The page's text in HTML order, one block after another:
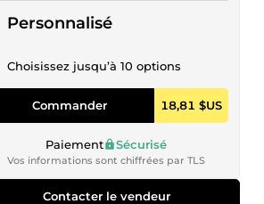
Personnalisé
Choisissez jusqu’à 10 options
Commander 18,81 $US
Paiement Sécurisé
Vos informations sont chiffrées par TLS
Contacter le vendeur